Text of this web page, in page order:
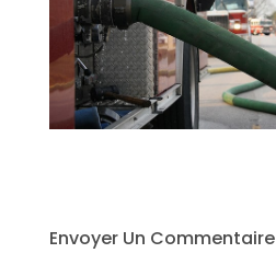
Envoyer Un Commentaire